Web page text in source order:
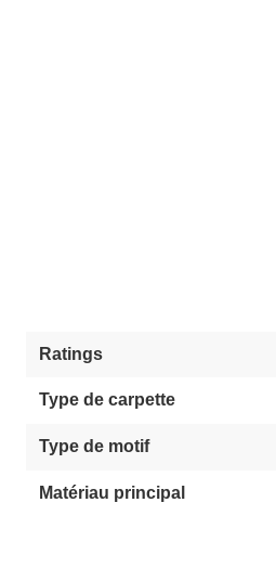
Ratings
Type de carpette
Type de motif
Matériau principal